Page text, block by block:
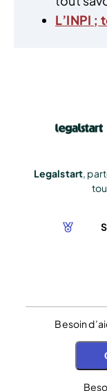
L’INPI ;
Legalstart,
Besoin